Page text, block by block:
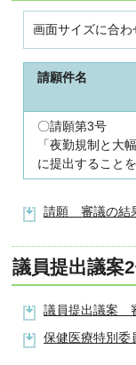
画面サイズに合わ
請願件名
〇請願第3号
「夜勤規制と大
に提出すること
請願 審議の結
議員提出議案
議員提出議案
保健医療特別委